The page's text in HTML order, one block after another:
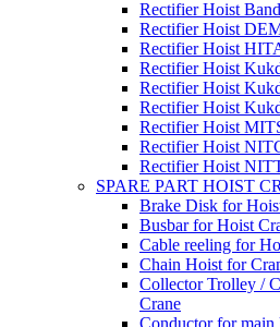
Rectifier Hoist
Rectifier Hoist
Rectifier Hoist
Rectifier Hoist
Rectifier Hoist
Rectifier Hoist
Rectifier Hoist
Rectifier Hoist
Rectifier Hoist
SPARE PART HOIST
Brake Disk for
Busbar for Hoist
Cable reeling for
Chain Hoist for
Collector Trolley /
Crane
Conductor for